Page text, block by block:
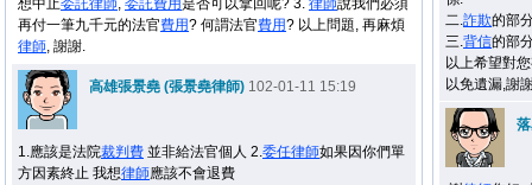
二.詐欺的部
三.背信的部
以上希望對
以免遺漏,謝
想中止委託律師, 委託費用是否可以拿回呢? 3. 律師說我們必須
再付一筆九千元的法官費用? 何謂法官費用? 以上問題, 再麻煩
律師, 謝謝.
高雄張景堯 (張景堯律師) 102-01-11 15:19
1.應該是法院裁判費 並非給法官個人 2.委任律師如果因你們單
方因素終止 我想律師應該不會退費